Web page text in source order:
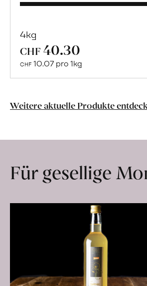
4kg
CHF 40.30
CHF 10.07 pro 1kg
Hof
erfahren
Weitere aktuelle Produkte
Für gesellige